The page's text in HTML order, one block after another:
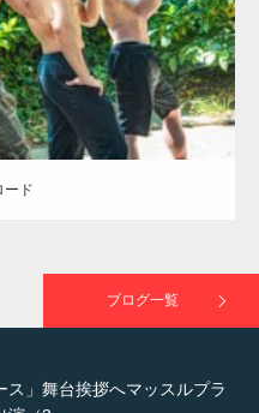
ード
ブログ一覧
事件ですよ」に取材されまし
ス」舞台挨拶へマッスルプラ